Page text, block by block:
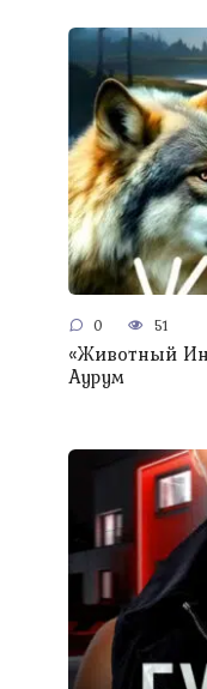
0 51
«Животный
Аурум